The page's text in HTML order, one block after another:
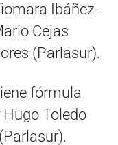
Ibáñez-
Cejas
(Parlasur).
fórmula
Toledo